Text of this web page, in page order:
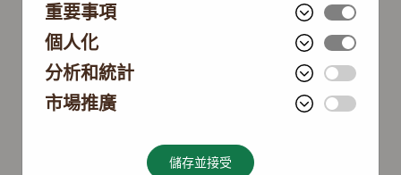
重要事項
個人化
分析和統計
市場推廣
儲存並接受